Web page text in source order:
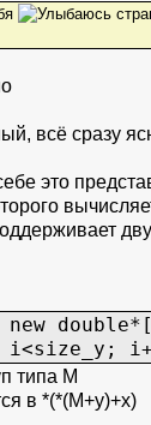
всё сразу
это
new
типа M
в *(*(М+y)+x)